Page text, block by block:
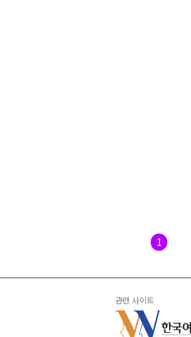
1
관련 사이트